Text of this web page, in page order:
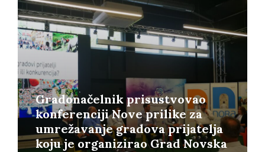
Gradonačelnik prisustvovao
konferenciji Nove prilike za
umrežavanje gradova prijatelja
koju je organizirao Grad Novska